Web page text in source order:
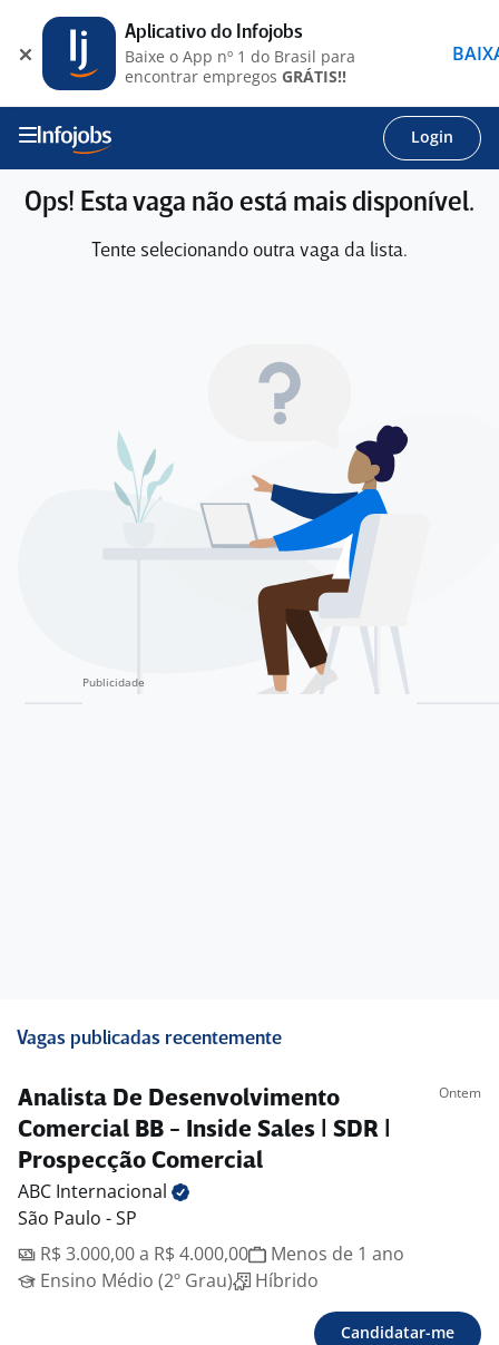
Login
Ops! Esta vaga não está mais disponível.
Tente selecionando outra vaga da lista.
Vagas publicadas recentemente
Analista De Desenvolvimento
Comercial BB - Inside Sales | SDR |
Prospecção Comercial
Ontem
ABC Internacional
São Paulo - SP
R$ 3.000,00 a R$ 4.000,00
Menos de 1 ano
Ensino Médio (2º Grau)
Híbrido
Candidatar-me
Aplicativo do Infojobs
Baixe o App nº 1 do Brasil para
encontrar empregos GRÁTIS!!